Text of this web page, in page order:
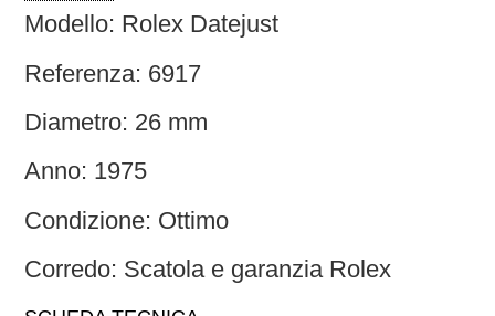
Modello: Rolex Datejust
Referenza: 6917
Diametro: 26 mm
Anno: 1975
Condizione: Ottimo
Corredo: Scatola e garanzia Rolex